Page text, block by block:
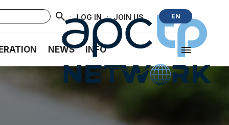
· LOG IN · JOIN US EN
NEWS INFO